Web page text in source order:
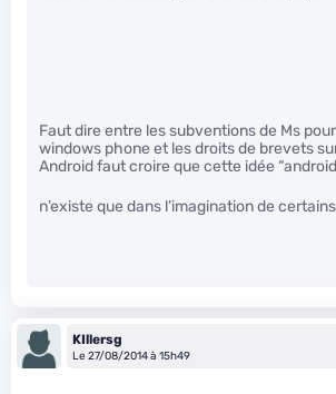
Faut dire entre les subventions de Ms
windows phone et les droits de brevets
Android faut croire que cette idée
n’existe que dans l’imagination de certains
KIllersg
Le 27/08/2014 à 15h49